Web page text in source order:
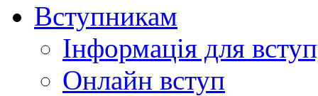
Вступникам
Інформація для
Онлайн вступ